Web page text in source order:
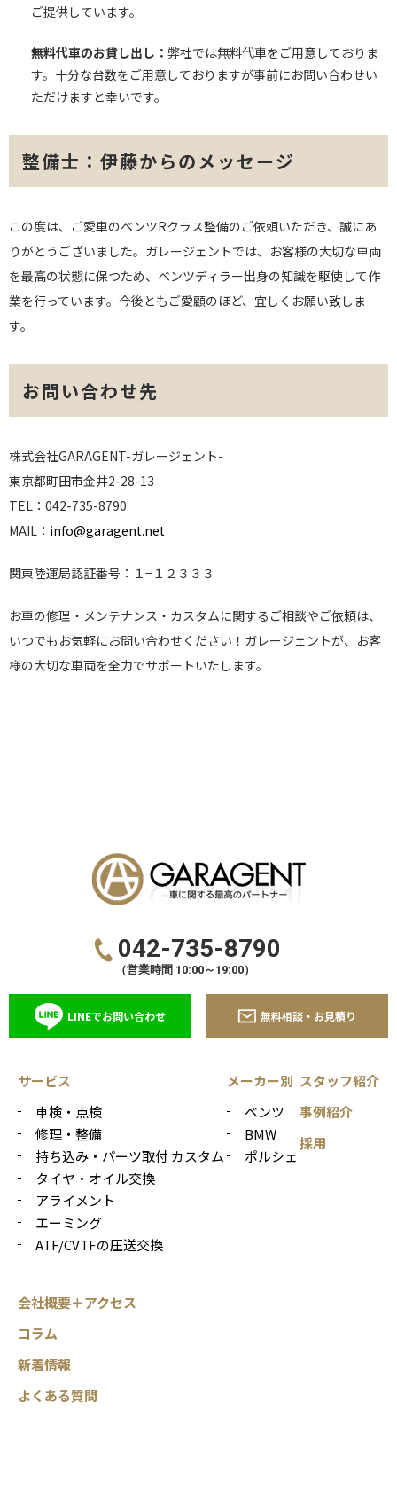
ご提供しています。
無料代車のお貸し出し： 弊社では無料代車をご用意しておりま
す。十分な台数をご用意しておりますが事前にお問い合わせい
ただけますと幸いです。
整備士：伊藤からのメッセージ
この度は、ご愛車のベンツRクラス整備のご依頼いただき、誠にあ
りがとうございました。ガレージェントでは、お客様の大切な車両
を最高の状態に保つため、ベンツディラー出身の知識を駆使して作
業を行っています。今後ともご愛顧のほど、宜しくお願い致しま
す。
お問い合わせ先
株式会社GARAGENT-ガレージェント-
東京都町田市金井2-28-13
TEL：042-735-8790
MAIL： info@garagent.net
関東陸運局認証番号：１−１２３３３
お車の修理・メンテナンス・カスタムに関するご相談やご依頼は、
いつでもお気軽にお問い合わせください！ガレージェントが、お客
様の大切な車両を全力でサポートいたします。
042-735-8790
（営業時間 10:00～19:00）
LINEでお問い合わせ 無料相談・お見積り
サービス
車検・点検
修理・整備
持ち込み・パーツ取付 カスタム
タイヤ・オイル交換
アライメント
エーミング
ATF/CVTFの圧送交換
メーカー別
ベンツ
BMW
ポルシェ
スタッフ紹介
事例紹介
採用
会社概要＋アクセス
コラム
新着情報
よくある質問